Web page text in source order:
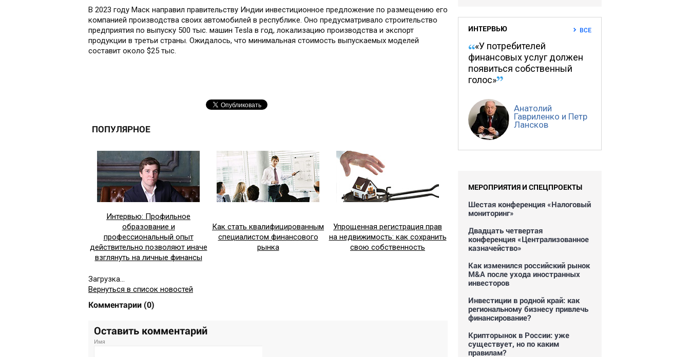
В 2023 году Маск направил правительству Индии инвестиционное предложение по размещению его
компанией производства своих автомобилей в республике. Оно предусматривало строительство
предприятия по выпуску 500 тыс. машин Tesla в год, локализацию производства и экспорт
продукции в третьи страны. Ожидалось, что минимальная стоимость выпускаемых моделей
составит около $25 тыс.
ПОПУЛЯРНОЕ
Интервью: Профильное
образование и
профессиональный опыт
действительно позволяют иначе
взглянуть на личные финансы
Как стать квалифицированным
специалистом финансового
рынка
Упрощенная регистрация прав
на недвижимость: как сохранить
свою собственность
Загрузка...
Вернуться в список новостей
Комментарии (0)
Оставить комментарий
Имя
ИНТЕРВЬЮ ВСЕ
«У потребителей
финансовых услуг должен
появиться собственный
голос»
Анатолий
Гавриленко и Петр
Лансков
МЕРОПРИЯТИЯ И СПЕЦПРОЕКТЫ
Шестая конференция «Налоговый
мониторинг»
Двадцать четвертая
конференция «Централизованное
казначейство»
Как изменился российский рынок
M&A после ухода иностранных
инвесторов
Инвестиции в родной край: как
региональному бизнесу привлечь
финансирование?
Крипторынок в России: уже
существует, но по каким
правилам?